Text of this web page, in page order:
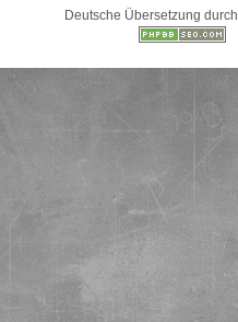
Deutsche Übersetzung durch